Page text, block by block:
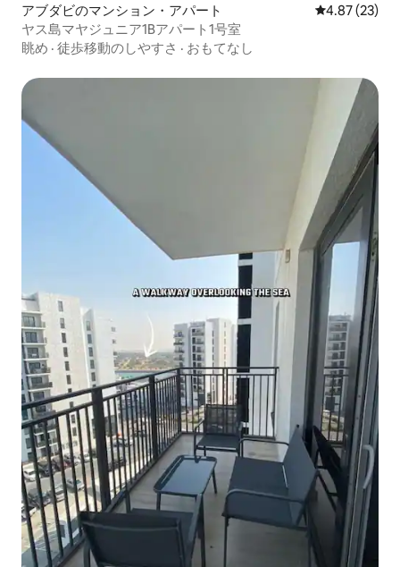
アブダビのマンション・アパート レビュー23
4.87 (23)
ヤス島マヤジュニア1Bアパート1号室
眺め · 徒歩移動のしやすさ · おもてなし